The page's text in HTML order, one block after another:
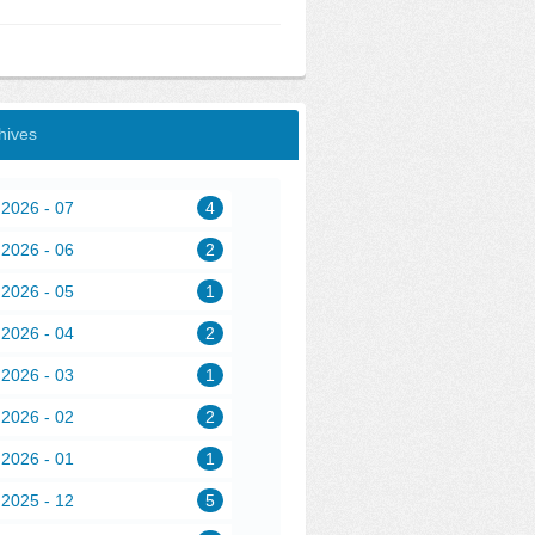
2026 - 07 4
2026 - 06 2
2026 - 05 1
2026 - 04 2
2026 - 03 1
2026 - 02 2
2026 - 01 1
2025 - 12 5